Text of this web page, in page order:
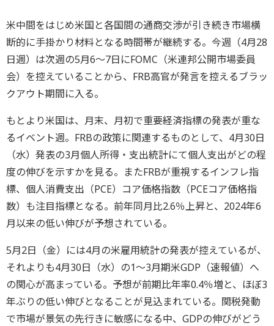
米中間をはじめ米国と各国間の通商交渉が引き続き市場横
断的に手掛かり材料となる時間帯が継続する。今週（4月28
日週）は次週の5月6～7日にFOMC（米連邦公開市場委員
会）を控えていることから、FRB高官が発言を控えるブラッ
クアウト期間に入る。
もとより米国は、月末、月初で重要経済指標の発表が重な
るイベント週。FRBの政策に関連するものとして、4月30日
（水）発表の3月個人所得・支出統計にて個人支出がどの程
度の伸びを示すかを見る。またFRBが重視するインフレ指
標、個人消費支出（PCE）コア価格指数（PCEコア価格指
数）も注目指標となる。前年同月比2.6％上昇と、2024年6
月以来の低い伸びが予想されている。
5月2日（金）には4月の米雇用統計の発表が控えているが、
それよりも4月30日（水）の1～3月期米GDP（速報値）へ
の関心が高まっている。予想が前期比年率0.4％増と、ほぼ3
年ぶりの低い伸びとなることが見込まれている。関税発動
で市場が景気の先行きに敏感になる中、GDPの伸びがどう